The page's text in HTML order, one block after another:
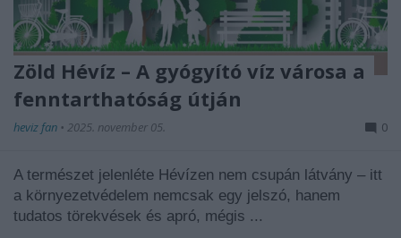
Zöld Hévíz – A gyógyító víz városa a
fenntarthatóság útján
heviz fan • 2025. november 05. 0
A természet jelenléte Hévízen nem csupán látvány – itt
a környezetvédelem nemcsak egy jelszó, hanem
tudatos törekvések és apró, mégis ...